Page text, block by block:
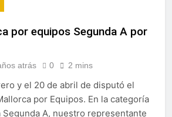
por equipos Segunda A por
atrás 0 2 mins
y el 20 de abril de disputó el
por Equipos. En la categoría
Segunda A, nuestro representante